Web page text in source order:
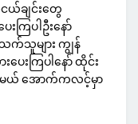
ယ်ချင်းတွေ
ကြပါဦးနော်
သူများ ကျွန်
ေးကြပါနော် ထိုင်း
ါ့မယ် အောက်ကလင့်မှာ